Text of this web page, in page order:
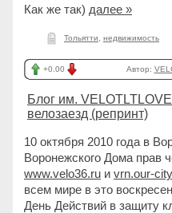
Как же так) далее »
Тольятти недвижимость
+0.00 Автор:
Блог им. VELOTLTLOVE
велозаезд (репринт)
10 октября 2010 года в
Воронежского Дома прав
www.velo36.ru и vrn.our-
всем мире в это
День Действий в защиту